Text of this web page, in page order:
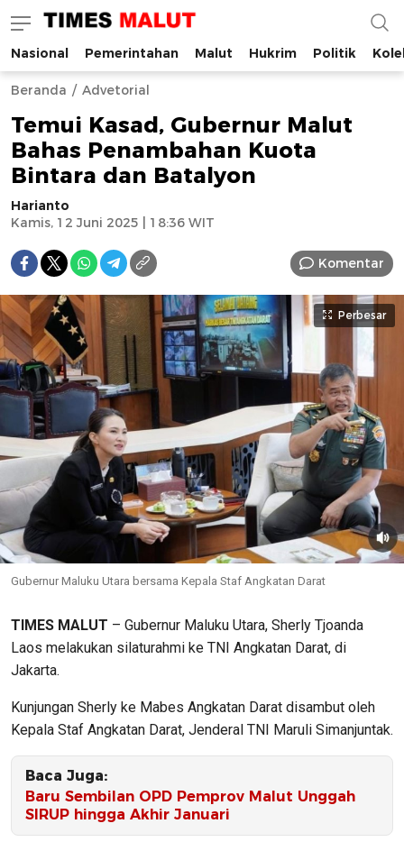
Times Malut
Berita Maluku Utara Terbaru
Nasional Pemerintahan Malut Hukrim Politik
Beranda Advetorial
Temui Kasad, Gubernur Malut
Bahas Penambahan Kuota
Bintara dan Batalyon
Harianto
Kamis, 12 Juni 2025 | 18:36 WIT
Komentar
Perbesar
Gubernur Maluku Utara bersama Kepala Staf Angkatan Darat
TIMES MALUT – Gubernur Maluku Utara, Sherly Tjoanda
Laos melakukan silaturahmi ke TNI Angkatan Darat, di
Jakarta.
Kunjungan Sherly ke Mabes Angkatan Darat disambut oleh
Kepala Staf Angkatan Darat, Jenderal TNI Maruli Simanjuntak.
Baca Juga:
Baru Sembilan OPD Pemprov Malut Unggah
SIRUP hingga Akhir Januari